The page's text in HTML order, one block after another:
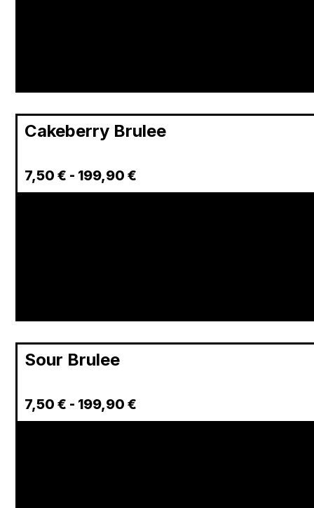
Cakeberry Brulee
7,50€ - 199,90€
Sour Brulee
7,50€ - 199,90€